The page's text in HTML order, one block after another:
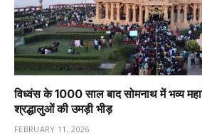
विध्वंस के 1000 साल बाद सोमनाथ में भव्य
श्रद्धालुओं की उमड़ी भीड़
FEBRUARY 11, 2026